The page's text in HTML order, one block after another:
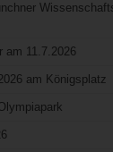
am 11.7.2026
am Königsplatz